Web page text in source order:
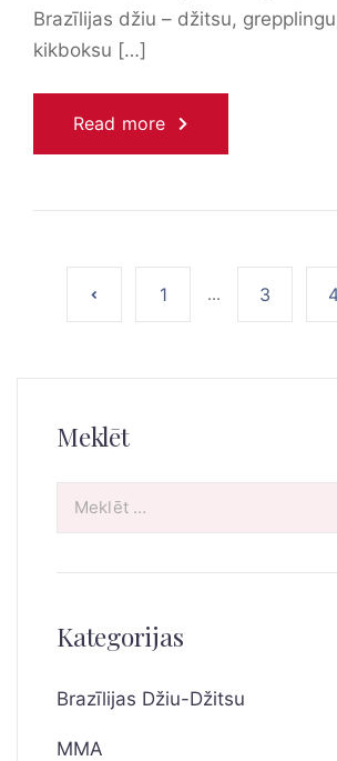
Brazīlijas džiu – džitsu,
kikboksu […]
Read more
1 ... 3
Meklēt
Kategorijas
Brazīlijas Džiu-Džitsu
MMA